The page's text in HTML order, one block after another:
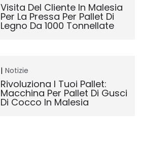
Visita Del Cliente In Malesia
Per La Pressa Per Pallet Di
Legno Da 1000 Tonnellate
Notizie
Rivoluziona I Tuoi Pallet:
Macchina Per Pallet Di Gusci
Di Cocco In Malesia